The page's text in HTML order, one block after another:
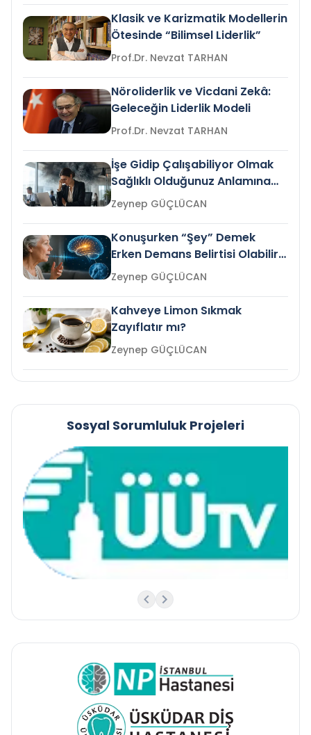
Klasik ve Karizmatik Modellerin
Ötesinde “Bilimsel Liderlik”
Prof.Dr. Nevzat TARHAN
Nöroliderlik ve Vicdani Zekâ:
Geleceğin Liderlik Modeli
Prof.Dr. Nevzat TARHAN
İşe Gidip Çalışabiliyor Olmak
Sağlıklı Olduğunuz Anlamına
Gelir mi?Zeynep GÜÇLÜCAN
Konuşurken “Şey” Demek
Erken Demans Belirtisi Olabilir
mi?
Zeynep GÜÇLÜCAN
Kahveye Limon Sıkmak
Zayıflatır mı?
Zeynep GÜÇLÜCAN
Sosyal Sorumluluk Projeleri